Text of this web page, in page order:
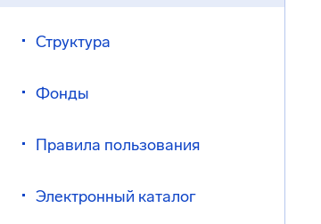
Структура
Фонды
Правила пользования
Электронный каталог